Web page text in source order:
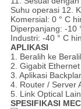
Suhu operasi 12.
Komersial: 0 ° C
Diperpanjang: -10
Industri: -40 ° C
APLIKASI
1. Beralih ke
2. Gigabit Ethernet
3. Aplikasi
4. Router / Server
5. Link Optical Lain
SPESIFIKASI